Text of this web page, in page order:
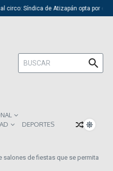
circo: Síndica de Atizapán opta por el
Buscar:
DEPORTES
salones de fiestas que se permita